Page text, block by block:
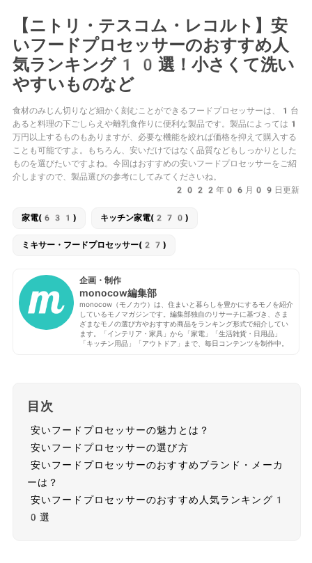
【ニトリ・テスコム・レコルト】安
いフードプロセッサーのおすすめ人
気ランキング10選！小さくて洗い
やすいものなど
食材のみじん切りなど細かく刻むことができるフードプロセッサーは、1台
あると料理の下ごしらえや離乳食作りに便利な製品です。製品によっては1
万円以上するものもありますが、必要な機能を絞れば価格を抑えて購入する
ことも可能ですよ。もちろん、安いだけではなく品質などもしっかりとした
ものを選びたいですよね。今回はおすすめの安いフードプロセッサーをご紹
介しますので、製品選びの参考にしてみてくださいね。
2022年06月09日更新
家電(631) キッチン家電(270)
ミキサー・フードプロセッサー(27)
企画・制作
monocow編集部
monocow（モノカウ）は、住まいと暮らしを豊かにするモノを紹介
しているモノマガジンです。編集部独自のリサーチに基づき、さま
ざまなモノの選び方やおすすめ商品をランキング形式で紹介してい
ます。「インテリア・家具」から「家電」「生活雑貨・日用品」
「キッチン用品」「アウトドア」まで、毎日コンテンツを制作中。
目次
安いフードプロセッサーの魅力とは？
安いフードプロセッサーの選び方
安いフードプロセッサーのおすすめブランド・メーカ
ーは？
安いフードプロセッサーのおすすめ人気ランキング1
0選